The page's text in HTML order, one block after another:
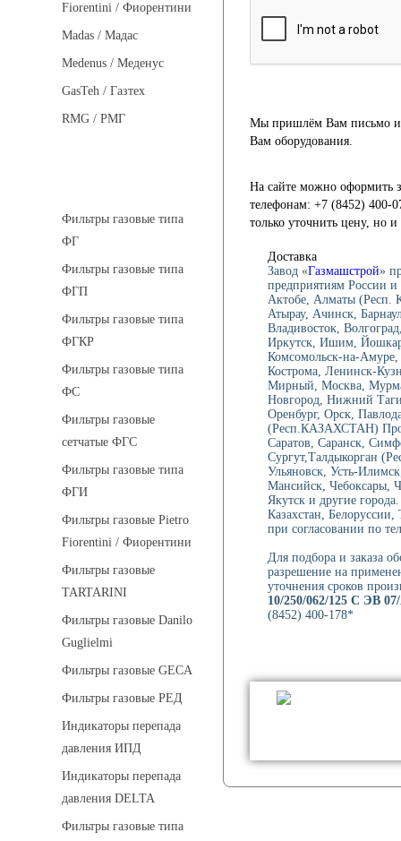
Fiorentini / Фиорентини
Madas / Мадас
Medenus / Меденус
GasTeh / Газтех
RMG / РМГ
Фильтры газовые типа
ФГ
Фильтры газовые типа
ФГП
Фильтры газовые типа
ФГКР
Фильтры газовые типа
ФС
Фильтры газовые
сетчатые ФГС
Фильтры газовые типа
ФГИ
Фильтры газовые Pietro
Fiorentini / Фиорентини
Фильтры газовые
TARTARINI
Фильтры газовые Danilo
Guglielmi
Фильтры газовые GECA
Фильтры газовые РЕД
Индикаторы перепада
давления ИПД
Индикаторы перепада
давления DELTA
Фильтры газовые типа
Мы пришлём Вам письмо и
Вам оборудования.
На сайте можно оформить
телефонам: +7 (8452) 400-
только уточнить цену, но
Доставка
Завод «Газмашстрой»
предприятиям России
Актобе, Алматы (Респ.
Атырау, Ачинск,
Владивосток,
Иркутск, Ишим,
Комсомольск-на-
Кострома, Ленинск-
Мирный, Москва,
Новгород, Нижний
Оренбург, Орск,
(Респ.КАЗАХСТАН)
Саратов, Саранск,
Сургут,Талдыкорган
Ульяновск, Усть-
Мансийск, Чебоксары,
Якутск и другие
Казахстан,
при согласовании по
Для подбора и заказа
разрешение на
уточнения сроков
10/250/062/125 С ЭВ
(8452) 400-178*